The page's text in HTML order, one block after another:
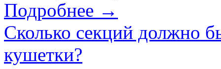
Подробнее →
Сколько секций должно
кушетки?